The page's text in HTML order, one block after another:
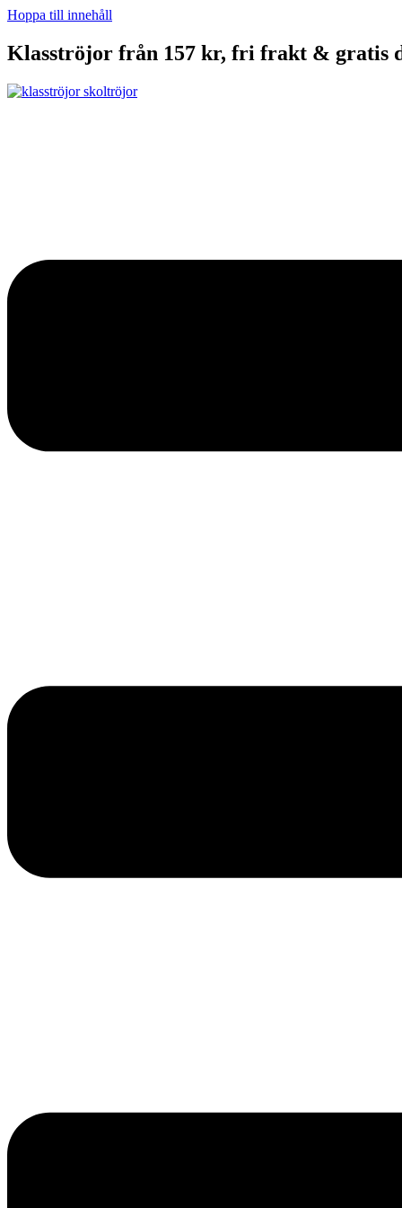
Hoppa till innehåll
Klasströjor från 157 kr, fri frakt & gratis